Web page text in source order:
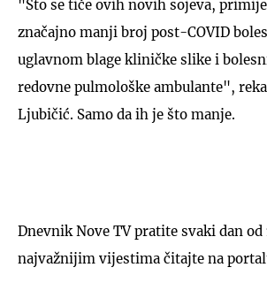
"Što se tiče ovih novih sojeva,
značajno manji broj post-COVID
uglavnom blage kliničke slike i
redovne pulmološke ambulante",
Ljubičić. Samo da ih je što manje.
Dnevnik Nove TV pratite svaki dan od
najvažnijim vijestima čitajte na